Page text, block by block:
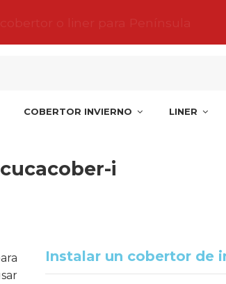
COBERTOR INVIERNO LINER
i
Instalar un cobertor de